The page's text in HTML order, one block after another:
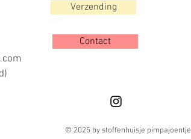
Verzending
Contact
© 2025 by stoffenhuisje pimpajoentje